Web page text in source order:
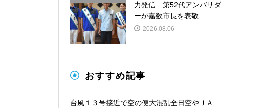
請
力発信 第52代アンバサダ
ーが嘉数市長を表敬
2026.08.06
おすすめ記事
台風１３号接近で空の便大混乱全日空やＪＡ